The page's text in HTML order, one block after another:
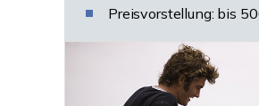
Preisvorstellung: bis